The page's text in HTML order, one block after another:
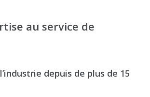
au service de
depuis de plus de 15